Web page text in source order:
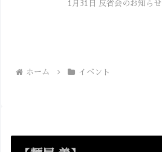
1月31日 反省会のお知らせ
ホーム イベント